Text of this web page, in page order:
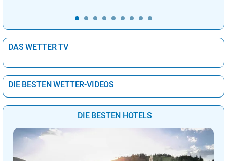
DAS WETTER TV
DIE BESTEN WETTER-VIDEOS
DIE BESTEN HOTELS